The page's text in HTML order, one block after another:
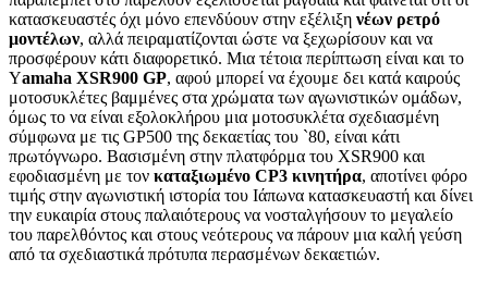
κατασκευαστές όχι μόνο επενδύουν στην εξέλιξη νέων ρετρό
μοντέλων, αλλά πειραματίζονται ώστε να ξεχωρίσουν και να
προσφέρουν κάτι διαφορετικό. Μια τέτοια περίπτωση είναι και το
Yamaha XSR900 GP, αφού μπορεί να έχουμε δει κατά καιρούς
μοτοσυκλέτες βαμμένες στα χρώματα των αγωνιστικών ομάδων,
όμως το να είναι εξολοκλήρου μια μοτοσυκλέτα σχεδιασμένη
σύμφωνα με τις GP500 της δεκαετίας του `80, είναι κάτι
πρωτόγνωρο. Βασισμένη στην πλατφόρμα του XSR900 και
εφοδιασμένη με τον καταξιωμένο CP3 κινητήρα, αποτίνει φόρο
τιμής στην αγωνιστική ιστορία του Ιάπωνα κατασκευαστή και δίνει
την ευκαιρία στους παλαιότερους να νοσταλγήσουν το μεγαλείο
του παρελθόντος και στους νεότερους να πάρουν μια καλή γεύση
από τα σχεδιαστικά πρότυπα περασμένων δεκαετιών.